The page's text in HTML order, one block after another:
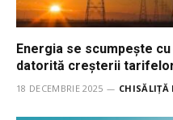
Energia se scumpește
datorită creșterii
18 DECEMBRIE 2025